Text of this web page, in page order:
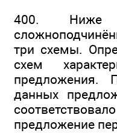
400. Ниже
три схемы.
схем
предложения.
данных
предложение